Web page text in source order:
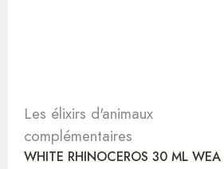
Les élixirs d'animaux
complémentaires
WHITE RHINOCEROS 30 ML WEA